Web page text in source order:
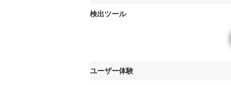
検出ツール
ユーザー体験